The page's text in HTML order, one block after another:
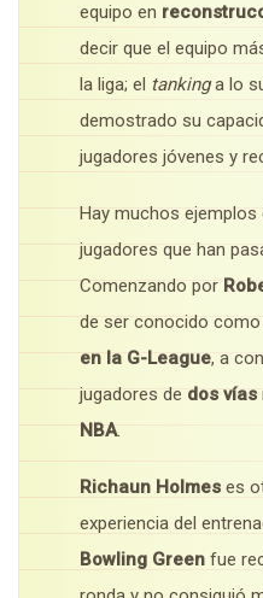
equipo en
decir que el equipo
la liga; el tankinga lo
demostrado su
jugadores jóvenes y
Hay muchos
jugadores que han
Comenzando por
de ser conocido como
en la G-League, a
jugadores de dos vías
NBA.
Richaun Holmes es
experiencia del
Bowling Green fue